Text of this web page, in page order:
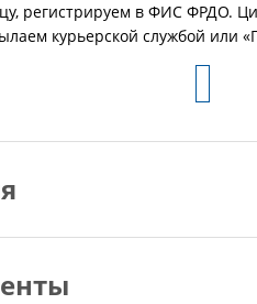
регистрируем в ФИС ФРДО.
курьерской службой или